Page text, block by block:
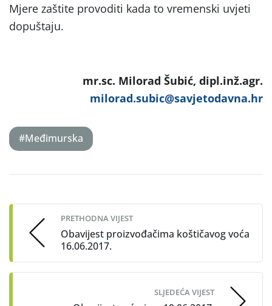
Mjere zaštite provoditi kada to vremenski uvjeti
dopuštaju.
mr.sc. Milorad Šubić, dipl.inž.agr.
milorad.subic@savjetodavna.hr
#Međimurska
navigation
PRETHODNA VIJEST
Obavijest proizvođačima koštičavog voća
16.06.2017.
SLJEDEĆA VIJEST